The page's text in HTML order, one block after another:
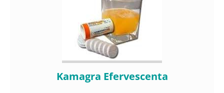
Kamagra Efervescenta